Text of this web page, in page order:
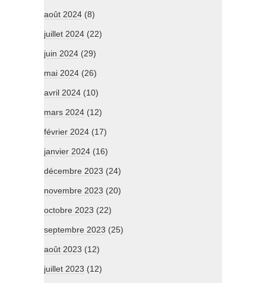
août 2024 (8)
juillet 2024 (22)
juin 2024 (29)
mai 2024 (26)
avril 2024 (10)
mars 2024 (12)
février 2024 (17)
janvier 2024 (16)
décembre 2023 (24)
novembre 2023 (20)
octobre 2023 (22)
septembre 2023 (25)
août 2023 (12)
juillet 2023 (12)